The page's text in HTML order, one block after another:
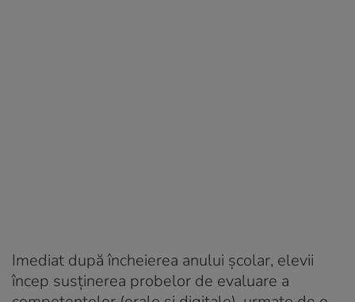
Imediat după încheierea anului școlar, elevii
încep susținerea probelor de evaluare a